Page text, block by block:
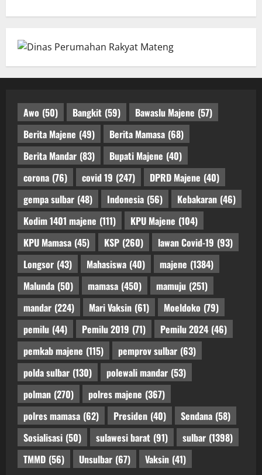
Awo (50) Bangkit (59) Bawaslu Majene (57)
Berita Majene (49) Berita Mamasa (68)
Berita Mandar (83) Bupati Majene (40)
corona (76) covid 19 (247) DPRD Majene (40)
gempa sulbar (48) Indonesia (56) Kebakaran (46)
Kodim 1401 majene (111) KPU Majene (104)
KPU Mamasa (45) KSP (260) lawan Covid-19 (93)
Longsor (43) Mahasiswa (40) majene (1384)
Malunda (50) mamasa (450) mamuju (251)
mandar (224) Mari Vaksin (61) Moeldoko (79)
pemilu (44) Pemilu 2019 (71) Pemilu 2024 (46)
pemkab majene (115) pemprov sulbar (63)
polda sulbar (130) polewali mandar (53)
polman (270) polres majene (367)
polres mamasa (62) Presiden (40) Sendana (58)
Sosialisasi (50) sulawesi barat (91) sulbar (1398)
TMMD (56) Unsulbar (67) Vaksin (41)